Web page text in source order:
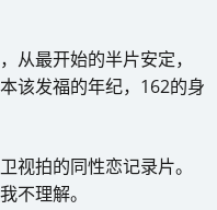
从最开始的半片安定，
该发福的年纪，162的身
视拍的同性恋记录片。
不理解。